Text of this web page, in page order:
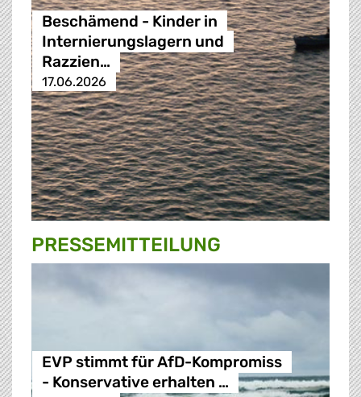
Beschämend - Kinder in
Internierungslagern und
Razzien…
17.06.2026
PRESSE­MITTEILUNG
EVP stimmt für AfD-Kompromiss
- Konservative erhalten …